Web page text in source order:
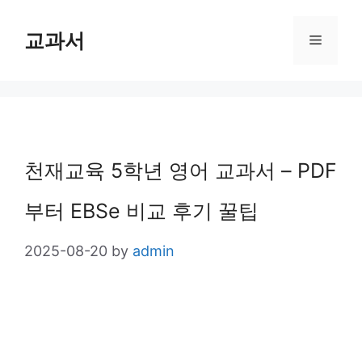
교과서 Menu
천재교육 5학년 영어 교과서 – PDF
부터 EBSe 비교 후기 꿀팁
2025-08-20 by admin